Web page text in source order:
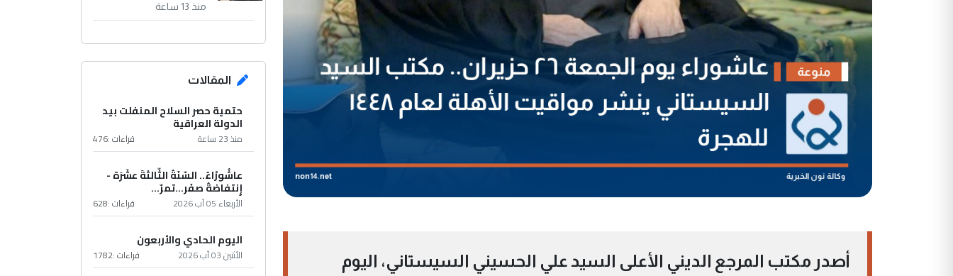
أصدر مكتب المرجع الديني الأعلى السيد علي الحسيني السيستاني، اليوم
منذ 13 ساعة
المقالات
حتمية حصر السلاح المنفلت بيد
الدولة العراقية
منذ 23 ساعة قراءات :476
عاشُورْاءُ.. السّنَةُ الثّالثةَ عشَرَة -
إِنتفاضةُ صفَر…تمرّ...
الأربعاء 05 آب 2026 قراءات :628
اليوم الحادي والأربعون
الأثنين 03 آب 2026 قراءات :1782